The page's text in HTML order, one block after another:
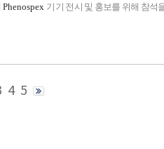
Phenospex 기기 전시 및 홍보를 위해 참석
4 5